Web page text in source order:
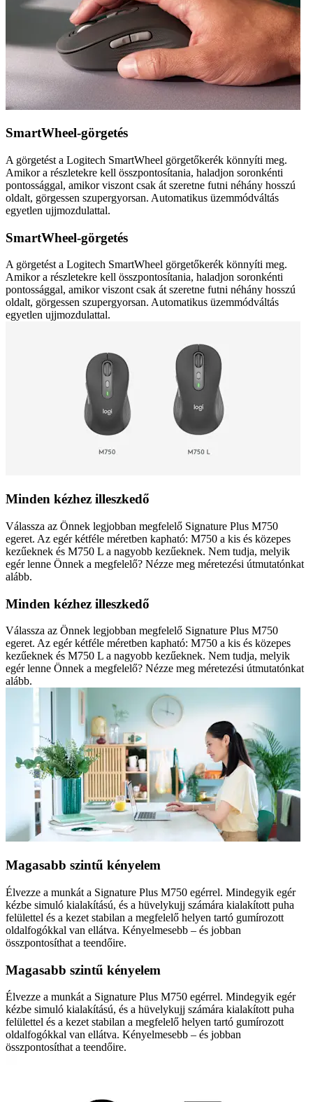
SmartWheel-görgetés
A görgetést a Logitech SmartWheel görgetőkerék könnyíti meg.
Amikor a részletekre kell összpontosítania, haladjon soronkénti
pontossággal, amikor viszont csak át szeretne futni néhány hosszú
oldalt, görgessen szupergyorsan. Automatikus üzemmódváltás
egyetlen ujjmozdulattal.
SmartWheel-görgetés
A görgetést a Logitech SmartWheel görgetőkerék könnyíti meg.
Amikor a részletekre kell összpontosítania, haladjon soronkénti
pontossággal, amikor viszont csak át szeretne futni néhány hosszú
oldalt, görgessen szupergyorsan. Automatikus üzemmódváltás
egyetlen ujjmozdulattal.
Minden kézhez illeszkedő
Válassza az Önnek legjobban megfelelő Signature Plus M750
egeret. Az egér kétféle méretben kapható: M750 a kis és közepes
kezűeknek és M750 L a nagyobb kezűeknek. Nem tudja, melyik
egér lenne Önnek a megfelelő? Nézze meg méretezési útmutatónkat
alább.
Minden kézhez illeszkedő
Válassza az Önnek legjobban megfelelő Signature Plus M750
egeret. Az egér kétféle méretben kapható: M750 a kis és közepes
kezűeknek és M750 L a nagyobb kezűeknek. Nem tudja, melyik
egér lenne Önnek a megfelelő? Nézze meg méretezési útmutatónkat
alább.
Magasabb szintű kényelem
Élvezze a munkát a Signature Plus M750 egérrel. Mindegyik egér
kézbe simuló kialakítású, és a hüvelykujj számára kialakított puha
felülettel és a kezet stabilan a megfelelő helyen tartó gumírozott
oldalfogókkal van ellátva. Kényelmesebb – és jobban
összpontosíthat a teendőire.
Magasabb szintű kényelem
Élvezze a munkát a Signature Plus M750 egérrel. Mindegyik egér
kézbe simuló kialakítású, és a hüvelykujj számára kialakított puha
felülettel és a kezet stabilan a megfelelő helyen tartó gumírozott
oldalfogókkal van ellátva. Kényelmesebb – és jobban
összpontosíthat a teendőire.